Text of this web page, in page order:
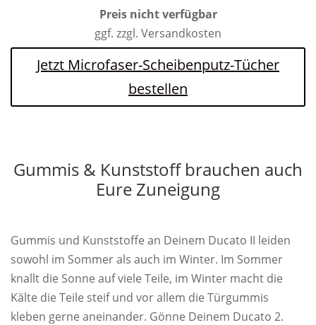
Preis nicht verfügbar
ggf. zzgl. Versandkosten
Jetzt Microfaser-Scheibenputz-Tücher
bestellen
Gummis & Kunststoff brauchen auch
Eure Zuneigung
Gummis und Kunststoffe an Deinem Ducato II leiden
sowohl im Sommer als auch im Winter. Im Sommer
knallt die Sonne auf viele Teile, im Winter macht die
Kälte die Teile steif und vor allem die Türgummis
kleben gerne aneinander. Gönne Deinem Ducato 2.